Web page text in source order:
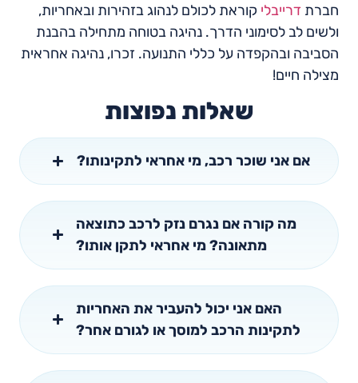
חברת דרייבלי קוראת לכולם לנהוג בזהירות ובאחריות,
ולשים לב לסימוני הדרך. נהיגה בטוחה מתחילה בהבנת
הסביבה ובהקפדה על כללי התנועה. זכרו, נהיגה אחראית
מצילה חיים!
שאלות נפוצות
אם אני שוכר רכב, מי אחראי לתקינותו?
מה קורה אם נגרם נזק לרכב כתוצאה
מתאונה? מי אחראי לתקן אותו?
האם אני יכול להעביר את האחריות
לתקינות הרכב למוסך או לגורם אחר?